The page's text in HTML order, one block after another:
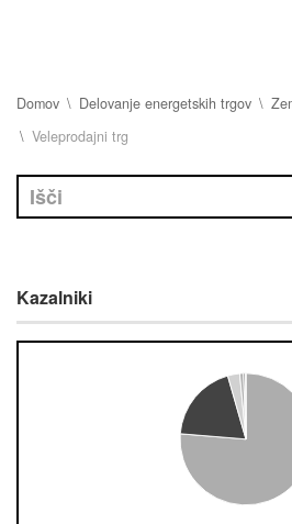
Domov Delovanje energetskih trgov
Veleprodajni trg
Kazalniki